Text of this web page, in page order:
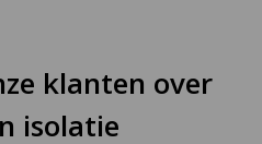
klanten over
isolatie